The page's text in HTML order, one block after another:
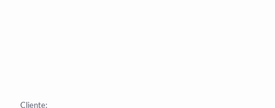
Cliente: